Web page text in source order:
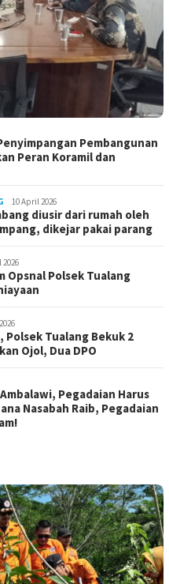
Pembangunan
Peran Koramil dan
10 April 2026
diusir dari rumah oleh
dikejar pakai parang
2026
Opsnal Polsek Tualang
Polsek Tualang Bekuk 2
Ojol, Dua DPO
Pegadaian Harus
Nasabah Raib, Pegadaian